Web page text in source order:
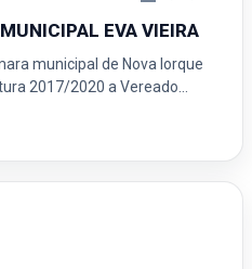
EVA VIEIRA
municipal de Nova Iorque
2017/2020 a Vereado…